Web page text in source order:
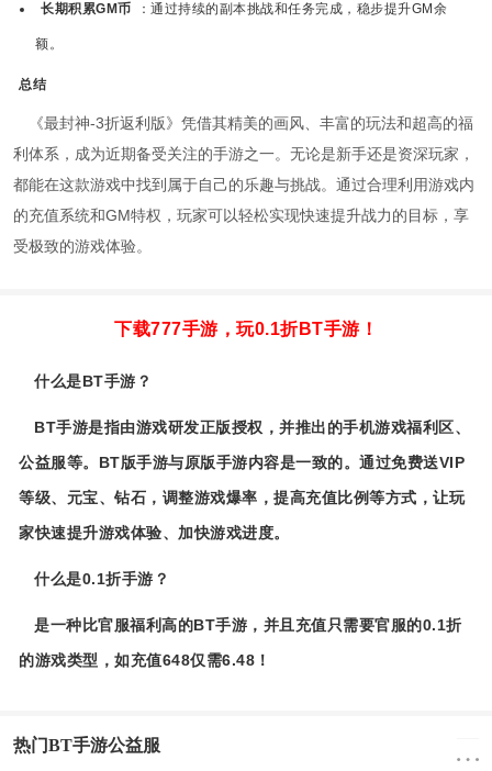
长期积累GM币 ：通过持续的副本挑战和任务完成，稳步提升GM余
额。
总结
《最封神-3折返利版》凭借其精美的画风、丰富的玩法和超高的福
利体系，成为近期备受关注的手游之一。无论是新手还是资深玩家，
都能在这款游戏中找到属于自己的乐趣与挑战。通过合理利用游戏内
的充值系统和GM特权，玩家可以轻松实现快速提升战力的目标，享
受极致的游戏体验。
下载777手游，玩0.1折BT手游！
什么是BT手游？
BT手游是指由游戏研发正版授权，并推出的手机游戏福利区、
公益服等。BT版手游与原版手游内容是一致的。通过免费送VIP
等级、元宝、钻石，调整游戏爆率，提高充值比例等方式，让玩
家快速提升游戏体验、加快游戏进度。
什么是0.1折手游？
是一种比官服福利高的BT手游，并且充值只需要官服的0.1折
的游戏类型，如充值648仅需6.48！
热门BT手游公益服